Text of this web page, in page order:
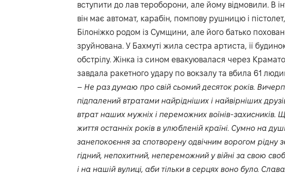
вступити до лав тероборони, але йому відмовили. В
він має автомат, карабін, помпову рушницю і
Білоніжко родом із Сумщини, але його батько
зруйнована. У Бахмуті жила сестра артиста, її
обстрілу. Жінка із сином евакуювалася через
завдала ракетного удару по вокзалу та вбила 61
– Не раз думаю про свій сьомий десяток років.
підпалений втратами найрідніших і найвірніших
втрат наших мужніх і переможних воїнів-
життя останніх років в улюбленій країні. Сумно на
занепокоєння за спотворену одвічним ворогом рідну
гідний, непохитний, непереможний у війні за свою
і на нашій вулиці, аби тільки в серцях воно було.